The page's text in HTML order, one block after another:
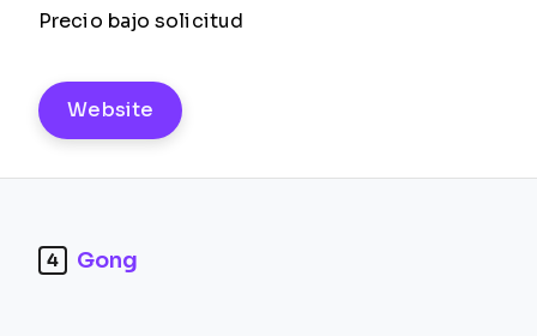
Precio bajo solicitud
Website
4 Gong